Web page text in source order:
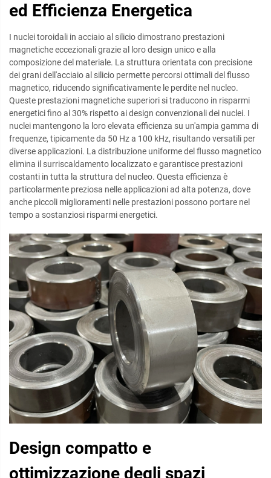
ed Efficienza Energetica
I nuclei toroidali in acciaio al silicio dimostrano prestazioni
magnetiche eccezionali grazie al loro design unico e alla
composizione del materiale. La struttura orientata con precisione
dei grani dell'acciaio al silicio permette percorsi ottimali del flusso
magnetico, riducendo significativamente le perdite nel nucleo.
Queste prestazioni magnetiche superiori si traducono in risparmi
energetici fino al 30% rispetto ai design convenzionali dei nuclei. I
nuclei mantengono la loro elevata efficienza su un'ampia gamma di
frequenze, tipicamente da 50 Hz a 100 kHz, risultando versatili per
diverse applicazioni. La distribuzione uniforme del flusso magnetico
elimina il surriscaldamento localizzato e garantisce prestazioni
costanti in tutta la struttura del nucleo. Questa efficienza è
particolarmente preziosa nelle applicazioni ad alta potenza, dove
anche piccoli miglioramenti nelle prestazioni possono portare nel
tempo a sostanziosi risparmi energetici.
Design compatto e
ottimizzazione degli spazi